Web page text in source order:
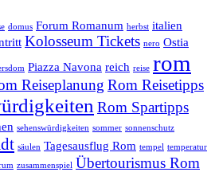
domus Forum Romanum herbst italien
Kolosseum Tickets nero Ostia
Piazza Navona reich reise rom
Reiseplanung Rom Reisetipps
Rom Spartipps
sehenswürdigkeiten sommer sonnenschutz
säulen Tagesausflug Rom tempel temperatur
zusammenspiel Übertourismus Rom